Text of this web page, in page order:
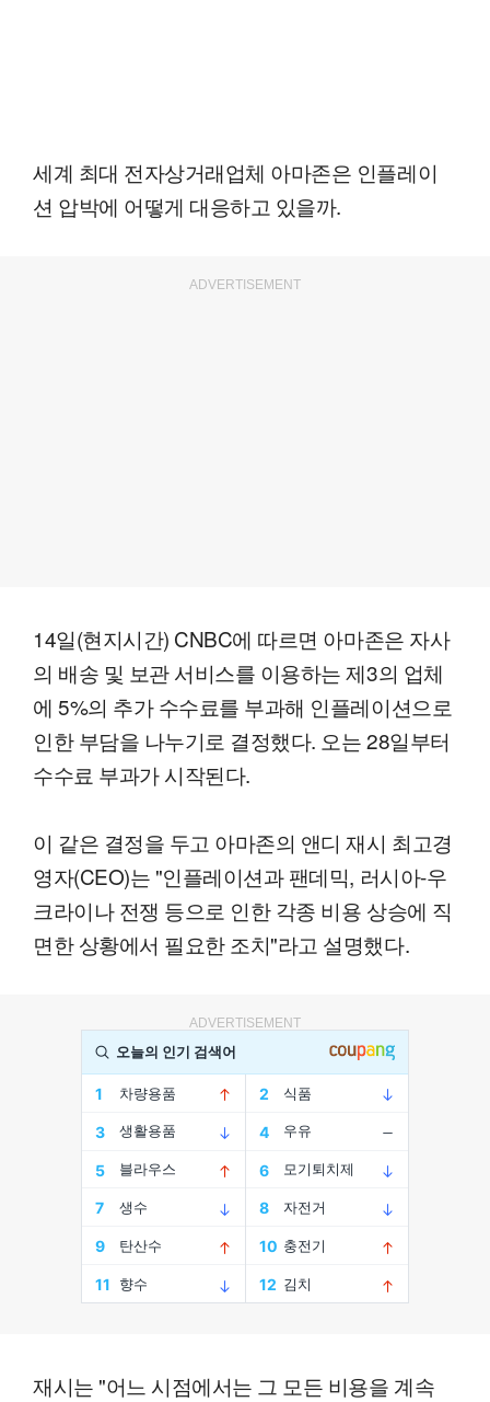
세계 최대 전자상거래업체 아마존은 인플레이
션 압박에 어떻게 대응하고 있을까.
ADVERTISEMENT
14일(현지시간) CNBC에 따르면 아마존은 자사
의 배송 및 보관 서비스를 이용하는 제3의 업체
에 5%의 추가 수수료를 부과해 인플레이션으로
인한 부담을 나누기로 결정했다. 오는 28일부터
수수료 부과가 시작된다.
이 같은 결정을 두고 아마존의 앤디 재시 최고경
영자(CEO)는 "인플레이션과 팬데믹, 러시아-우
크라이나 전쟁 등으로 인한 각종 비용 상승에 직
면한 상황에서 필요한 조치"라고 설명했다.
ADVERTISEMENT
재시는 "어느 시점에서는 그 모든 비용을 계속